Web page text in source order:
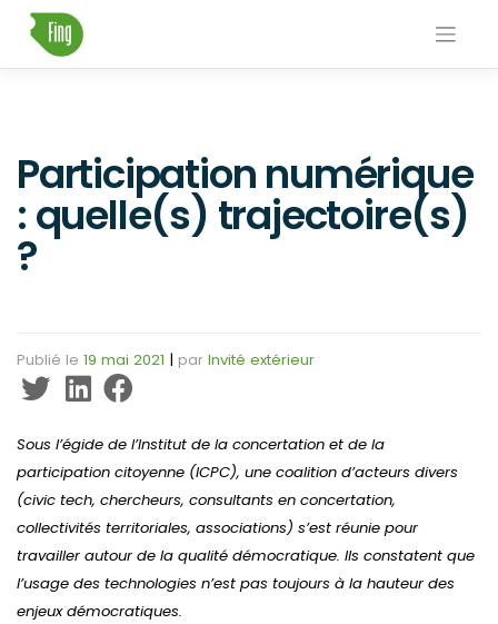
content
Participation numérique
: quelle(s) trajectoire(s)
?
Publié le 19 mai 2021 | par Invité extérieur
Sous l’égide de l’Institut de la concertation et de la
participation citoyenne (ICPC), une coalition d’acteurs divers
(civic tech, chercheurs, consultants en concertation,
collectivités territoriales, associations) s’est réunie pour
travailler autour de la qualité démocratique. Ils constatent que
l’usage des technologies n’est pas toujours à la hauteur des
enjeux démocratiques.